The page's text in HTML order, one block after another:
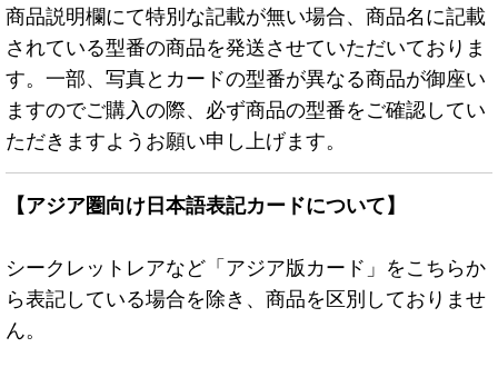
商品説明欄にて特別な記載が無い場合、商品名に記載
されている型番の商品を発送させていただいておりま
す。一部、写真とカードの型番が異なる商品が御座い
ますのでご購入の際、必ず商品の型番をご確認してい
ただきますようお願い申し上げます。
【アジア圏向け日本語表記カードについて】
シークレットレアなど「アジア版カード」をこちらか
ら表記している場合を除き、商品を区別しておりませ
ん。